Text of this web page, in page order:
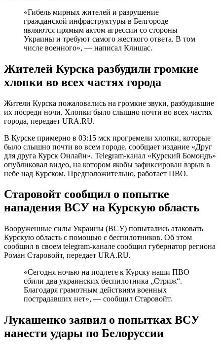
«Гибель мирных жителей и разрушение
гражданской инфраструктуры в Белгороде
являются прямым актом агрессии со стороны
Украины и требуют самого жесткого ответа. В том
числе военного», — написал Клишас.
Жителей Курска разбудили громкие
хлопки во всех частях города
Жители Курска пожаловались на громкие звуки, разбудившие
их посреди ночи. Хлопки было слышно почти во всех частях
города, передает URA.RU.
В Курске примерно в 03:15 мск прогремели хлопки, которые
было слышно почти во всем городе, сообщает издание «Друг
для друга Курск Онлайн». Telegram-канал «Курский Бомондъ»
опубликовал видео, на котором якобы зафиксирован взрыв в
небе над Курском. Предположительно, работает ПВО.
Старовойт сообщил о попытке
нападения ВСУ на Курскую область
Вооруженные силы Украины (ВСУ) попытались атаковать
Курскую область с помощью с беспилотников. Об этом
сообщил в своем telegram-канале сообщил губернатор региона
Роман Старовойт, передает URA.RU.
«Сегодня ночью на подлете к Курску наши ПВО
сбили два украинских беспилотника „Стриж“.
Благодаря грамотным действиям военных
пострадавших нет», — сообщил Старовойт.
Лукашенко заявил о попытках ВСУ
нанести удары по Белоруссии